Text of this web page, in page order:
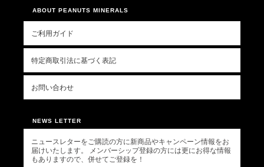
ABOUT PEANUTS MINERALS
ご利用ガイド
特定商取引法に基づく表記
お問い合わせ
NEWS LETTER
ニュースレターをご購読の方に新商品やキャンペーン情報をお
届けいたします。 メンバーシップ登録の方には更にお得な情報
もありますので、併せてご登録を！